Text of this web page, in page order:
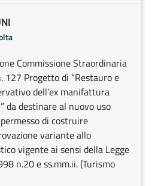
Commissione Straordinaria
127 Progetto di “Restauro e
dell’ex manifattura
da destinare al nuovo uso
di costruire
variante allo
vigente ai sensi della Legge
n.20 e ss.mm.ii. (Turismo